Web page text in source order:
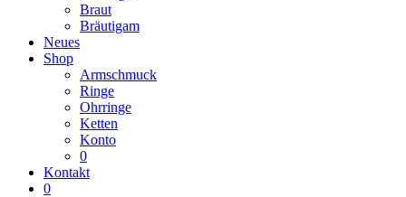
Braut
Bräutigam
Neues
Shop
Armschmuck
Ringe
Ohrringe
Ketten
Konto
0
Kontakt
0